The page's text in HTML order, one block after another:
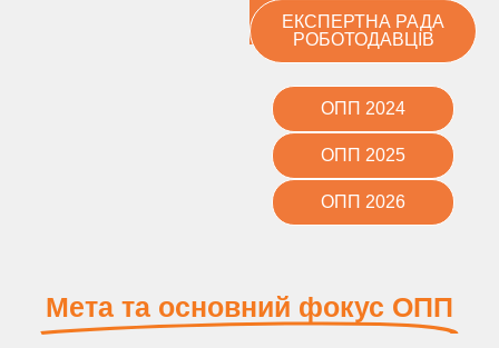
ЕКСПЕРТНА РАДА
РОБОТОДАВЦІВ
ОПП 2024
ОПП 2025
ОПП 2026
Мета та основний фокус ОПП